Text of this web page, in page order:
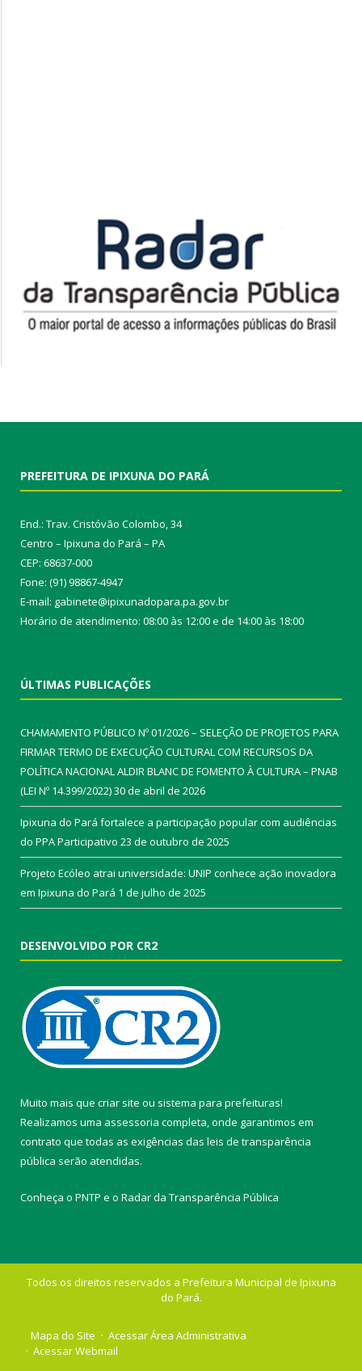
PREFEITURA DE IPIXUNA DO PARÁ
End.: Trav. Cristóvão Colombo, 34
Centro – Ipixuna do Pará – PA
CEP: 68637-000
Fone: (91) 98867-4947
E-mail: gabinete@ipixunadopara.pa.gov.br
Horário de atendimento: 08:00 às 12:00 e de 14:00 às 18:00
ÚLTIMAS PUBLICAÇÕES
CHAMAMENTO PÚBLICO Nº 01/2026 – SELEÇÃO DE PROJETOS PARA
FIRMAR TERMO DE EXECUÇÃO CULTURAL COM RECURSOS DA
POLÍTICA NACIONAL ALDIR BLANC DE FOMENTO À CULTURA – PNAB
(LEI Nº 14.399/2022)30 de abril de 2026
Ipixuna do Pará fortalece a participação popular com audiências
do PPA Participativo 23 de outubro de 2025
Projeto Ecóleo atrai universidade: UNIP conhece ação inovadora
em Ipixuna do Pará 1 de julho de 2025
DESENVOLVIDO POR CR2
Muito mais que criar site ou sistema para prefeituras!
Realizamos uma assessoria completa, onde garantimos em
contrato que todas as exigências das leis de transparência
pública serão atendidas.
Conheça o PNTP e o Radar da Transparência Pública
Todos os direitos reservados a Prefeitura Municipal de Ipixuna
do Pará.
Mapa do Site
Acessar Área Administrativa
Acessar Webmail